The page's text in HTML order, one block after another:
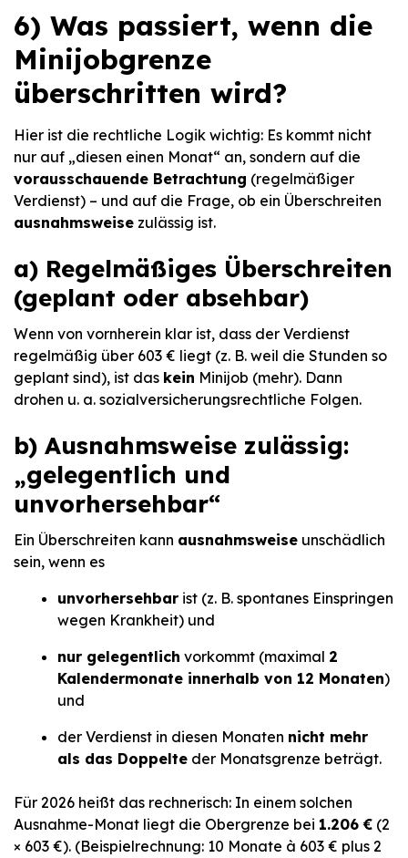
6) Was passiert, wenn die
Minijobgrenze
überschritten wird?
Hier ist die rechtliche Logik wichtig: Es kommt nicht
nur auf „diesen einen Monat“ an, sondern auf die
vorausschauende Betrachtung (regelmäßiger
Verdienst) – und auf die Frage, ob ein Überschreiten
ausnahmsweise zulässig ist.
a) Regelmäßiges Überschreiten
(geplant oder absehbar)
Wenn von vornherein klar ist, dass der Verdienst
regelmäßig über 603 € liegt (z. B. weil die Stunden so
geplant sind), ist das kein Minijob (mehr). Dann
drohen u. a. sozialversicherungsrechtliche Folgen.
b) Ausnahmsweise zulässig:
„gelegentlich und
unvorhersehbar“
Ein Überschreiten kann ausnahmsweise unschädlich
sein, wenn es
unvorhersehbar ist (z. B. spontanes Einspringen
wegen Krankheit) und
nur gelegentlich vorkommt (maximal 2
Kalendermonate innerhalb von 12 Monaten)
und
der Verdienst in diesen Monaten nicht mehr
als das Doppelte der Monatsgrenze beträgt.
Für 2026 heißt das rechnerisch: In einem solchen
Ausnahme-Monat liegt die Obergrenze bei 1.206 € (2
× 603 €). (Beispielrechnung: 10 Monate à 603 € plus 2